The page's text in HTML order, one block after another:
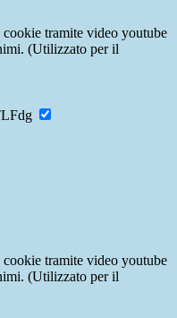
tramite video youtube
(Utilizzato per il
tramite video youtube
(Utilizzato per il